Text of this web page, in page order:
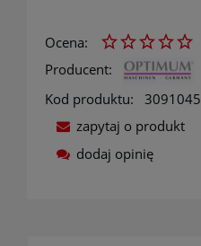
Ocena:
Producent:
Kod produktu:
3091045
zapytaj o produkt
dodaj opinię